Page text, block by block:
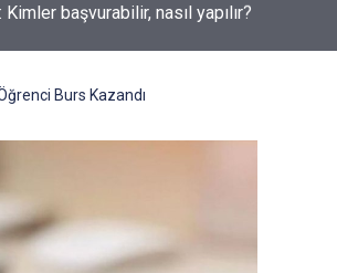
başvurabilir, nasıl yapılır?
Burs Kazandı